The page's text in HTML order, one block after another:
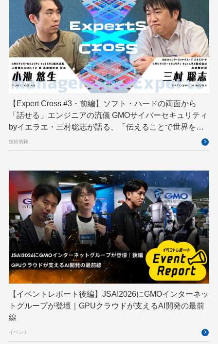
国際標準化 基礎 多拠点開発 大阪公立大学
宮崎オフィス 強化学習 応用
技育プロジェクト 技術広報 技術書典
拡張知能 新卒 新卒研修 映像
映像クリエイター 暗号 業務効率化
生成AI 産学連携
研究開発 耐量子暗号 脆弱性診断 開発者
【Expert Cross #3・前編】ソフト・ハードの両面から
「話せる」エンジニアの流儀 GMOサイバーセキュリティ
byイエラエ・三村聡志が語る、「伝えることで世界を良
くする」エキスパートの在り方
技術情報
【イベントレポート後編】JSAI2026にGMOインターネッ
トグループが登壇｜GPUクラウドが支えるAI開発の最前
線
イベント